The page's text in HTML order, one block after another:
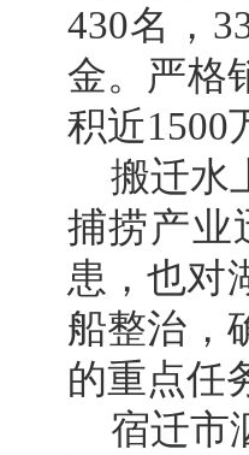
430名，
金。严格
积近1500
搬迁水
捕捞产业
患，也对
船整治，
的重点任
宿迁市